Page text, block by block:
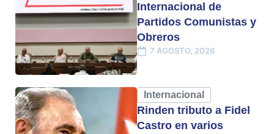
Internacional de
Partidos Comunistas y
Obreros
7 AGOSTO, 2026
Internacional
Rinden tributo a Fidel
Castro en varios